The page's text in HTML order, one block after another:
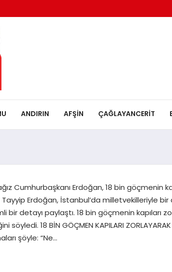
ANDIRIN AFŞİN ÇAĞLAYANCERİT
Cumhurbaşkanı Erdoğan, 18 bin göçmenin
Erdoğan, İstanbul’da milletvekilleriyle bir
bir detayı paylaştı. 18 bin göçmenin
söyledi. 18 BİN GÖÇMEN KAPILARI
şöyle: “Ne…